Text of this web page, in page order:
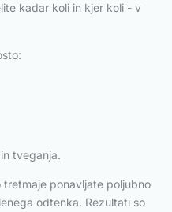
kadar koli in kjer koli - v
tveganja.
tretmaje ponavljate poljubno
odtenka. Rezultati so